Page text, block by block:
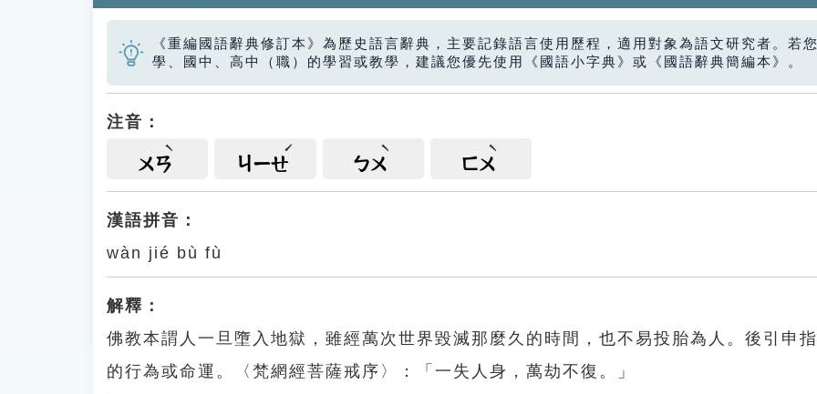
《重編國語辭典修訂本》為歷史語言辭典，主要記錄語言使用歷程，適用對象為語文研究者。若
學、國中、高中（職）的學習或教學，建議您優先使用《國語小字典》或《國語辭典簡編本》。
注音：
ㄨㄢ ㄐㄧㄝ ㄅㄨ ㄈㄨ
漢語拼音：
wàn jié bù fù
解釋：
佛教本謂人一旦墮入地獄，雖經萬次世界毀滅那麼久的時間，也不易投胎為人。後引申
的行為或命運。〈梵網經菩薩戒序〉：「一失人身，萬劫不復。」